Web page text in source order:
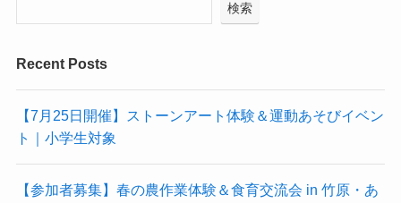
検索
Recent Posts
【7月25日開催】ストーンアート体験＆運動あそびイベン
ト｜小学生対象
【参加者募集】春の農作業体験＆食育交流会 in 竹原・あ